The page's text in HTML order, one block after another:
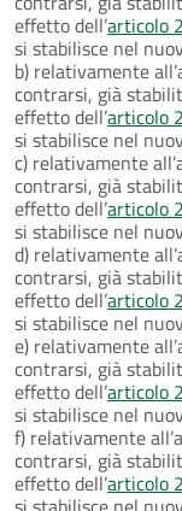
effetto dell’articolo
si stabilisce nel
b) relativamente
contrarsi, già
effetto dell’articolo
si stabilisce nel
c) relativamente
contrarsi, già
effetto dell’articolo
si stabilisce nel
d) relativamente
contrarsi, già
effetto dell’articolo
si stabilisce nel
e) relativamente
contrarsi, già
effetto dell’articolo
si stabilisce nel
f) relativamente
contrarsi, già
effetto dell’articolo